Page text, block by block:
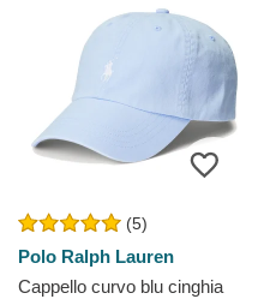
(5)
Polo Ralph Lauren
Cappello curvo blu cinghia